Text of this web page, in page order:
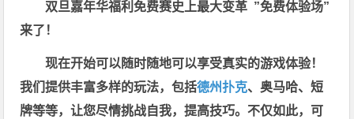
双旦嘉年华福利免费赛史上最大变革 ”免费体验场”
来了！
现在开始可以随时随地可以享受真实的游戏体验！
我们提供丰富多样的玩法，包括德州扑克、奥马哈、短
牌等等，让您尽情挑战自我，提高技巧。不仅如此， 可